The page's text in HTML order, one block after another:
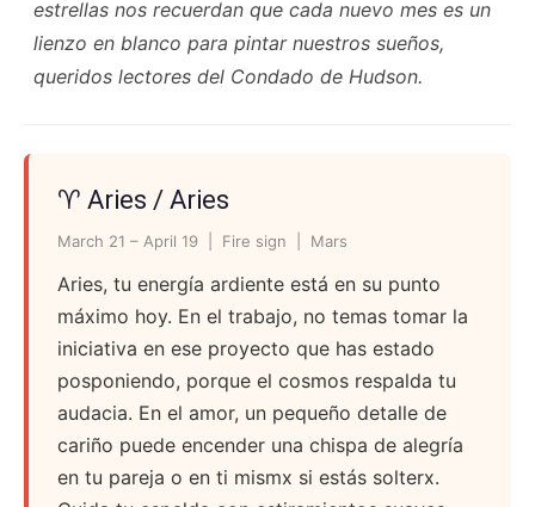
estrellas nos recuerdan que cada nuevo mes es un
lienzo en blanco para pintar nuestros sueños,
queridos lectores del Condado de Hudson.
♈ Aries / Aries
March 21 – April 19 | Fire sign | Mars
Aries, tu energía ardiente está en su punto
máximo hoy. En el trabajo, no temas tomar la
iniciativa en ese proyecto que has estado
posponiendo, porque el cosmos respalda tu
audacia. En el amor, un pequeño detalle de
cariño puede encender una chispa de alegría
en tu pareja o en ti mismx si estás solterx.